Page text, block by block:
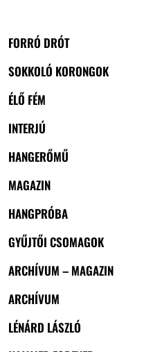
FORRÓ DRÓT
SOKKOLÓ KORONGOK
ÉLŐ FÉM
INTERJÚ
HANGERŐMŰ
MAGAZIN
HANGPRÓBA
GYŰJTŐI CSOMAGOK
ARCHÍVUM – MAGAZIN
ARCHÍVUM
LÉNÁRD LÁSZLÓ